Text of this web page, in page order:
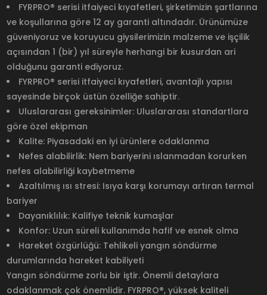
FYRPRO® serisi itfaiyeci kıyafetleri, şirketimizin şartlarına
ve koşullarına göre 12 ay garanti altındadır. Ürünümüze
güveniyoruz ve koruyucu giysilerimizin malzeme ve işçilik
açısından 1 (bir) yıl süreyle herhangi bir kusurdan ari
olduğunu garanti ediyoruz.
FYRPRO® serisi itfaiyeci kıyafetleri, avantajlı yapısı
sayesinde birçok üstün özelliğe sahiptir.
Uluslararası gereksinimler: Uluslararası standartlara
göre özel ekipman
Kalite: Piyasadaki en iyi ürünlere odaklanma
Nefes alabilirlik: Nem bariyerini ıslanmadan korurken
nefes alabilirliği kaybetmeme
Azaltılmış ısı stresi: Isıya karşı korumayı artıran termal
bariyer
Dayanıklılık: Kalifiye teknik kumaşlar
Konfor: Uzun süreli kullanımda hafif ve esnek olma
Hareket özgürlüğü: Tehlikeli yangın söndürme
durumlarında hareket kabiliyeti
Yangın söndürme zorlu bir iştir. Önemli detaylara
odaklanmak çok önemlidir. FYRPRO®, yüksek kaliteli